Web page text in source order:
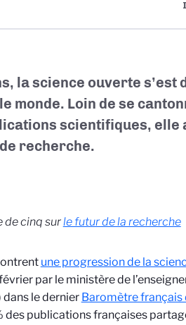
la science ouverte s’est
monde. Loin de se
scientifiques, elle
recherche.
de cinq surle futur de la recherche
une progression de la
par le ministère de
dans le dernier Baromètre français
des publications françaises